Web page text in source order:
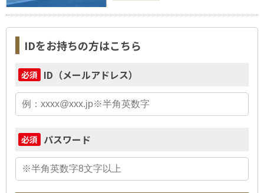
IDをお持ちの方はこちら
必須 ID（メールアドレス）
必須 パスワード